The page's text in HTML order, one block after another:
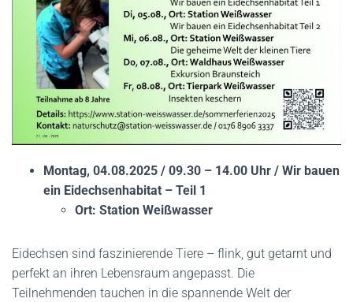
Montag, 04.08.2025 / 09.30 – 14.00 Uhr / Wir bauen
ein Eidechsenhabitat – Teil 1
Ort: Station Weißwasser
Eidechsen sind faszinierende Tiere – flink, gut getarnt und
perfekt an ihren Lebensraum angepasst. Die
Teilnehmenden tauchen in die spannende Welt der